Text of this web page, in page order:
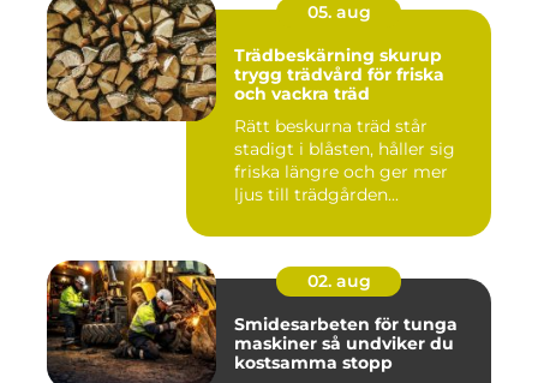
05. aug
Trädbeskärning skurup
trygg trädvård för friska
och vackra träd
Rätt beskurna träd står
stadigt i blåsten, håller sig
friska längre och ger mer
ljus till trädgården...
02. aug
Smidesarbeten för tunga
maskiner så undviker du
kostsamma stopp